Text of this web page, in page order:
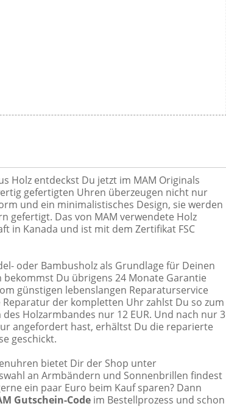
Holz entdeckst Du jetzt im MAM Originals
gefertigten Uhren überzeugen nicht nur
und ein minimalistisches Design, sie werden
gefertigt. Das von MAM verwendete Holz
in Kanada und ist mit dem Zertifikat FSC
oder Bambusholz als Grundlage für Deinen
bekommst Du übrigens 24 Monate Garantie
günstigen lebenslangen Reparaturservice
der kompletten Uhr zahlst Du so zum
Holzarmbandes nur 12 EUR. Und nach nur 3
angefordert hast, erhältst Du die reparierte
geschickt.
bietet Dir der Shop unter
an Armbändern und Sonnenbrillen findest
ein paar Euro beim Kauf sparen? Dann
Gutschein-Code im Bestellprozess und schon